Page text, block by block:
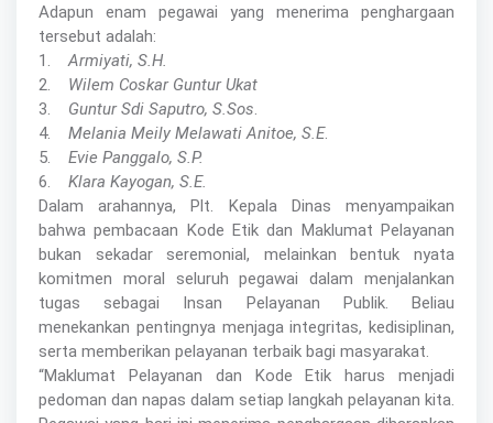
Adapun enam pegawai yang menerima penghargaan
tersebut adalah:
1.
Armiyati, S.H.
2. Wilem Coskar Guntur Ukat
3. Guntur Sdi Saputro, S.Sos.
4. Melania Meily Melawati Anitoe, S.E.
5.
Evie Panggalo, S.P.
6. Klara Kayogan, S.E.
Dalam arahannya, Plt. Kepala Dinas menyampaikan
bahwa pembacaan Kode Etik dan Maklumat Pelayanan
bukan sekadar seremonial, melainkan bentuk nyata
komitmen moral seluruh pegawai dalam menjalankan
tugas sebagai Insan Pelayanan Publik. Beliau
menekankan pentingnya menjaga integritas, kedisiplinan,
serta memberikan pelayanan terbaik bagi masyarakat.
“Maklumat Pelayanan dan Kode Etik harus menjadi
pedoman dan napas dalam setiap langkah pelayanan kita.